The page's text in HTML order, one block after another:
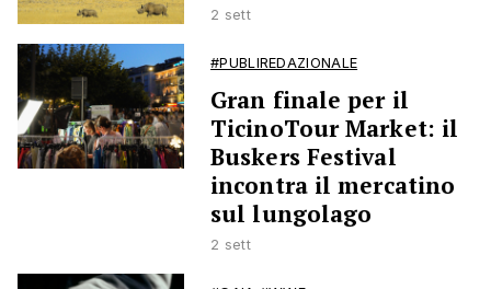
2 sett
#PUBLIREDAZIONALE
Gran finale per il
TicinoTour Market: il
Buskers Festival
incontra il mercatino
sul lungolago
2 sett